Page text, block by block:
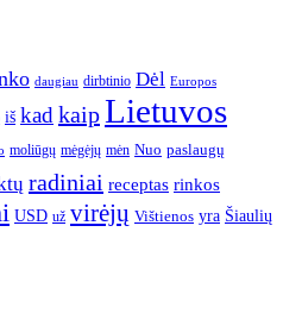
daugiau dirbtinio Dėl Europos
iš kadkaipLietuvos
moliūgų mėgėjų mėn Nuo paslaugų
radiniai receptas rinkos
USD už virėjų Vištienos yra Šiaulių